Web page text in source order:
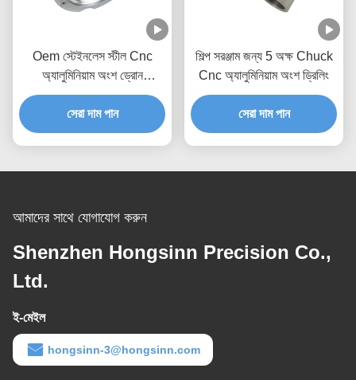
Oem স্টেইনলেস স্টীল Cnc
অ্যালুমিনিয়াম অংশ ড্রোন
ইলেকট্রনিক জন্য
সেরা দাম পান
শিল্প সরঞ্জাম জন্য 5 অক্ষ Chuck
Cnc অ্যালুমিনিয়াম অংশ ড্রিলিং
সেরা দাম পান
আমাদের সাথে যোগাযোগ করুন
Shenzhen Hongsinn Precision Co.,
Ltd.
ই-মেইল
hongsinn-3@hongsinn.com